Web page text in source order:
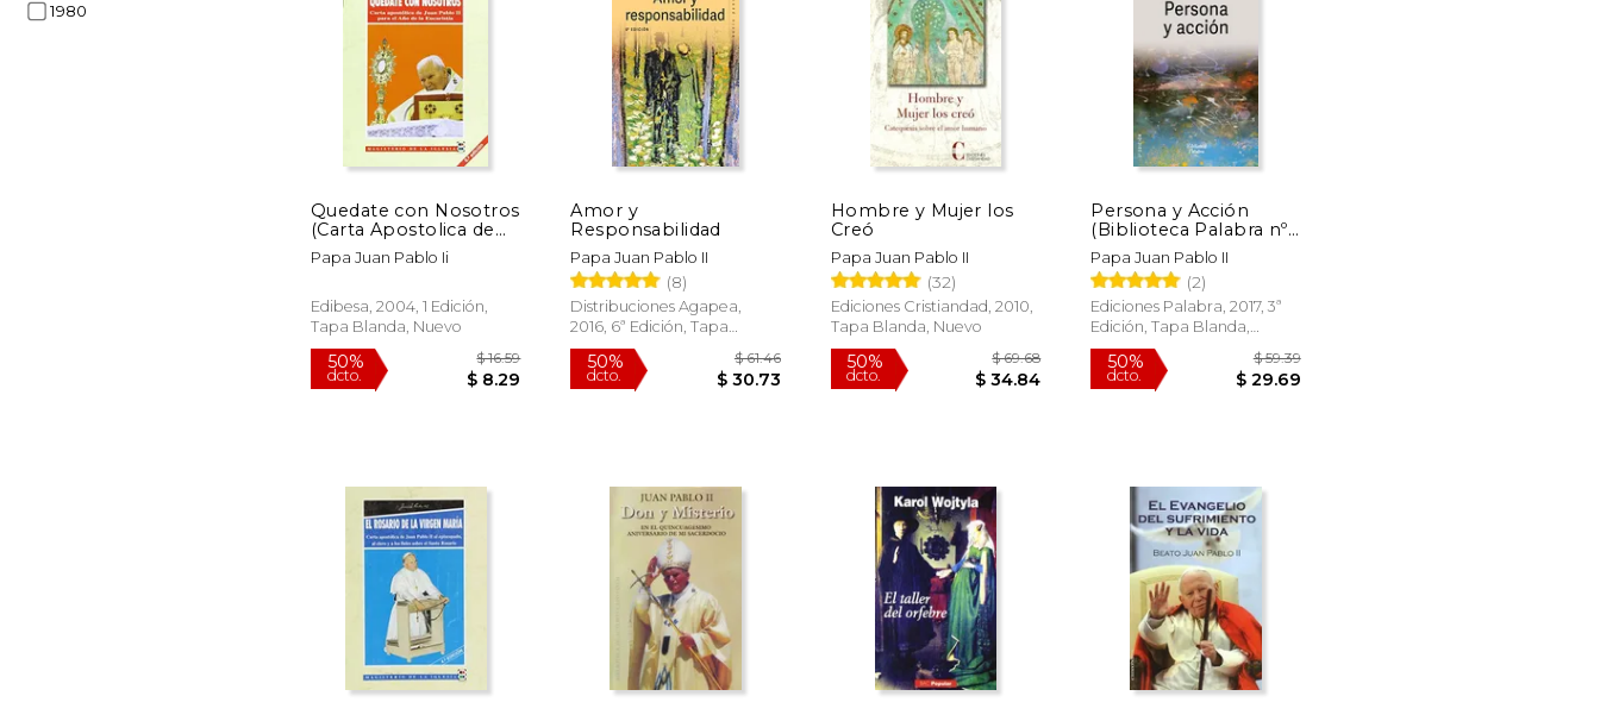
1980
15%
dcto.
50%
dcto.
15%
dcto.
$ 25.37
$ 21.57
50%
dcto.
Quedate con Nosotros
(Carta Apostolica de
Juan Pablo ii Para el a
ño de la Eucaristia)
Papa Juan Pablo Ii
Edibesa, 2004, 1 Edición,
Tapa Blanda, Nuevo
50%
dcto.
Amor y
Responsabilidad
Papa Juan Pablo II
(8)
Distribuciones Agapea,
2016, 6ª Edición, Tapa
Blanda, Nuevo
50%
dcto.
Hombre y Mujer los
Creó
Papa Juan Pablo II
(32)
Ediciones Cristiandad, 2010,
Tapa Blanda, Nuevo
50%
dcto.
$ 69.68
$ 34.84
Persona y Acción
(Biblioteca Palabra nº
40)
Papa Juan Pablo II
(2)
Ediciones Palabra, 2017, 3ª
Edición, Tapa Blanda,
Nuevo
50%
dcto.